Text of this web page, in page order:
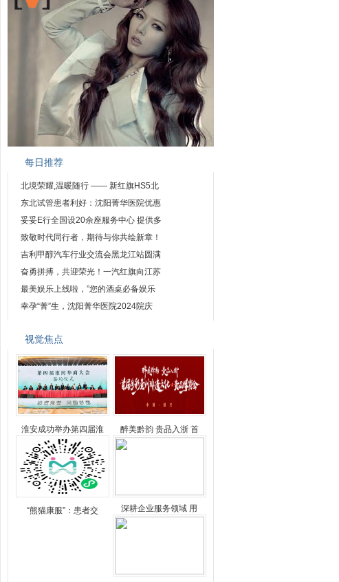
每日推荐
北境荣耀,温暖随行 —— 新红旗HS5北
东北试管患者利好：沈阳菁华医院优惠
妥妥E行全国设20余座服务中心 提供多
致敬时代同行者，期待与你共绘新章！
吉利甲醇汽车行业交流会黑龙江站圆满
奋勇拼搏，共迎荣光！一汽红旗向江苏
最美娱乐上线啦，”您的酒桌必备娱乐
幸孕“菁”生，沈阳菁华医院2024院庆
视觉焦点
淮安成功举办第四届淮 醉美黔韵 贵品入浙 首
“熊猫康服”：患者交 深耕企业服务领域 用